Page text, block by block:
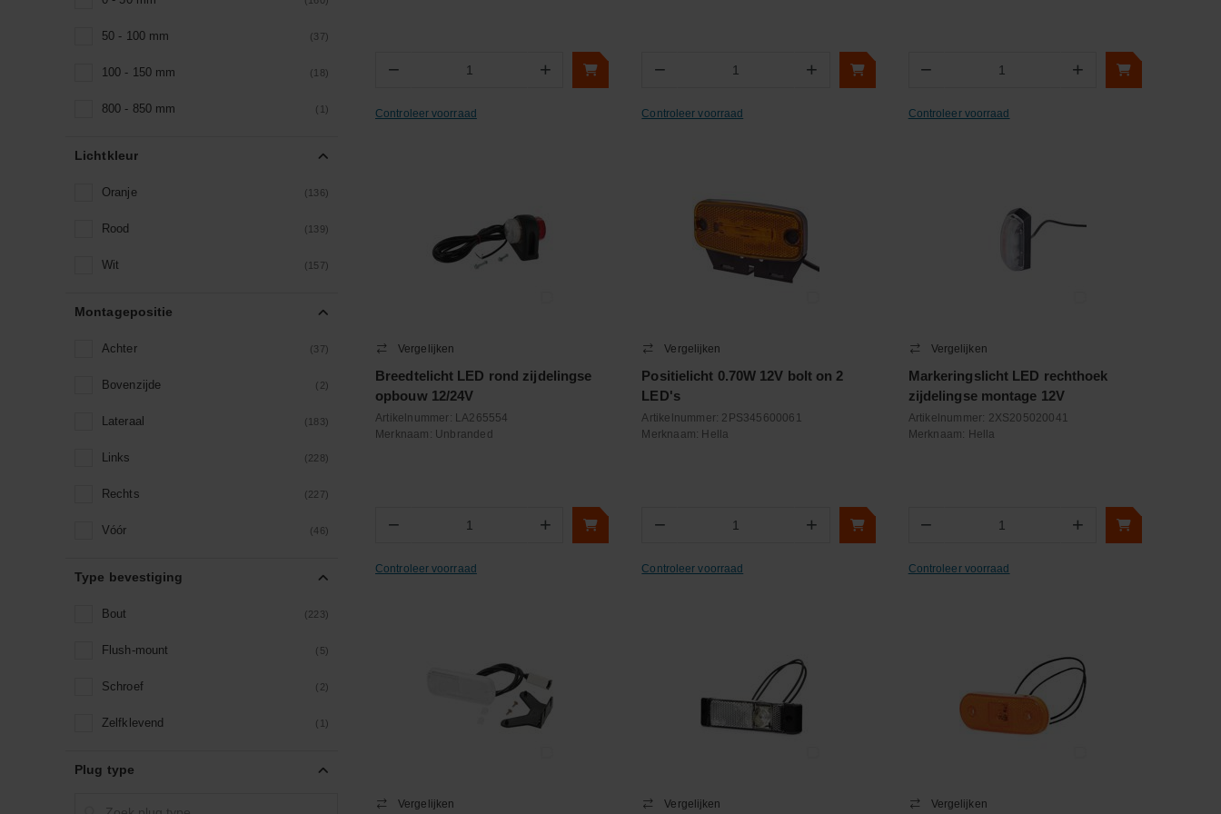
50 - 100 mm (37)
100 - 150 mm (18)
800 - 850 mm (1)
Lichtkleur
Oranje (136)
Rood (139)
Wit (157)
Montagepositie
Achter (37)
Bovenzijde (2)
Lateraal (183)
Links (228)
Rechts (227)
Vóór (46)
Type bevestiging
Bout (223)
Flush-mount (5)
Schroef (2)
Zelfklevend (1)
Plug type
− +
Controleer voorraad
− +
Controleer voorraad
− +
Controleer voorraad
Vergelijken
Breedtelicht LED rond zijdelingse
opbouw 12/24V
Artikelnummer: LA265554
Merknaam: Unbranded
− +
Controleer voorraad
Vergelijken
Positielicht 0.70W 12V bolt on 2
LED's
Artikelnummer: 2PS345600061
Merknaam: Hella
− +
Controleer voorraad
Vergelijken
Markeringslicht LED rechthoek
zijdelingse montage 12V
Artikelnummer: 2XS205020041
Merknaam: Hella
− +
Controleer voorraad
Vergelijken Vergelijken Vergelijken